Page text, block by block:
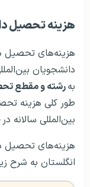
هزینه تحصیل
هزینه‌های تحصیل
دانشجویان
بهرشته و مقطع
طور کلی هزینه
بین‌المللی سالانه در
هزینه‌های تحصیل
انگلستان به شرح